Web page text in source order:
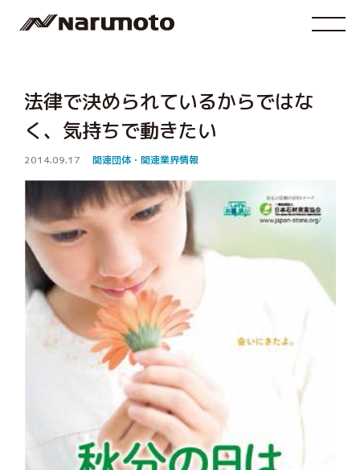
法律で決められているからではな
く、気持ちで動きたい
2014.09.17 関連団体・関連業界情報